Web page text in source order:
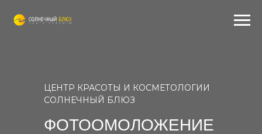
ЦЕНТР КРАСОТЫ И КОСМЕТОЛОГИИ
СОЛНЕЧНЫЙ БЛЮЗ
ФОТООМОЛОЖЕНИЕ